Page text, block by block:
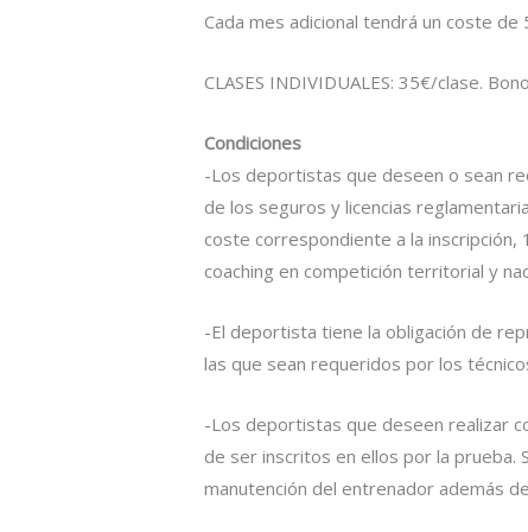
Cada mes adicional tendrá un coste
CLASES INDIVIDUALES: 35€/clase.
Condiciones
-Los deportistas que deseen o sean
de los seguros y licencias
coste correspondiente a la
coaching en competición territorial y
-El deportista tiene la obligación de
las que sean requeridos por los
-Los deportistas que deseen realizar
de ser inscritos en ellos por la prueba.
manutención del entrenador además